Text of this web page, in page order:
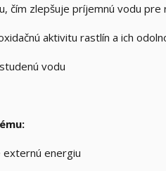
čím zlepšuje príjemnú vodu pre
aktivitu rastlín a ich
vodu
energiu